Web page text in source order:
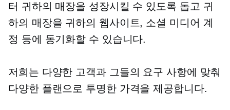
터 귀하의 매장을 성장시킬 수 있도록 돕고 귀
하의 매장을 귀하의 웹사이트, 소셜 미디어 계
정 등에 동기화할 수 있습니다.
저희는 다양한 고객과 그들의 요구 사항에 맞춰
다양한 플랜으로 투명한 가격을 제공합니다.